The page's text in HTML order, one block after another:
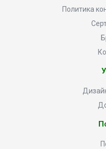
Политика